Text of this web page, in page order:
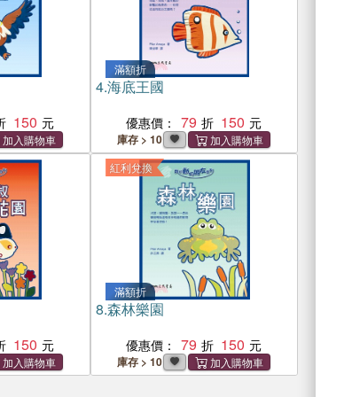
150
滿額折
4.海底王國
優惠價： 79 150
庫存 > 10
150
紅利兌換
滿額折
8.森林樂園
優惠價： 79 150
庫存 > 10